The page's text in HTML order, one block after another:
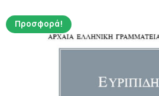
Προσφορά!